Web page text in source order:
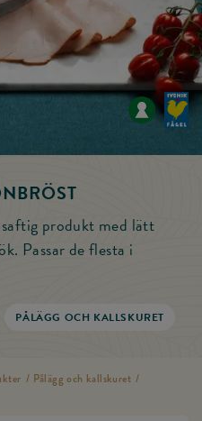
produkt med lätt
Passar de flesta i
PÅLÄGG OCH KALLSKURET
/ Pålägg och kallskuret /